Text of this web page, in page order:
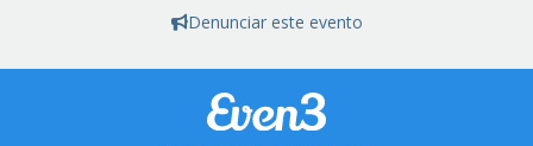
Denunciar este evento